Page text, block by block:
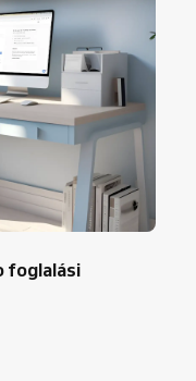
foglalási